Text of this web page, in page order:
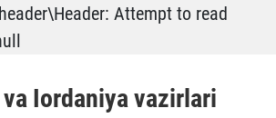
Attempt to read
va Iordaniya vazirlari